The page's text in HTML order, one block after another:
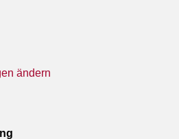
ändern